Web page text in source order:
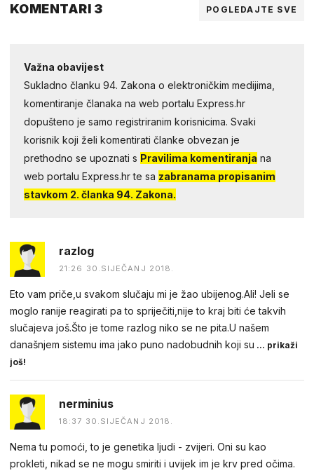
KOMENTARI 3 POGLEDAJTE SVE
Važna obavijest
Sukladno članku 94. Zakona o elektroničkim medijima,
komentiranje članaka na web portalu Express.hr
dopušteno je samo registriranim korisnicima. Svaki
korisnik koji želi komentirati članke obvezan je
prethodno se upoznati s Pravilima komentiranja na
web portalu Express.hr te sa zabranama propisanim
stavkom 2. članka 94. Zakona.
razlog
21:26 30.SIJEČANJ 2018.
Eto vam priče,u svakom slučaju mi je žao ubijenog.Ali! Jeli se
moglo ranije reagirati pa to spriječiti,nije to kraj biti će takvih
slučajeva još.Što je tome razlog niko se ne pita.U našem
današnjem sistemu ima jako puno nadobudnih koji su ... prikaži
još!
nerminius
18:37 30.SIJEČANJ 2018.
Nema tu pomoći, to je genetika ljudi - zvijeri. Oni su kao
prokleti, nikad se ne mogu smiriti i uvijek im je krv pred očima.